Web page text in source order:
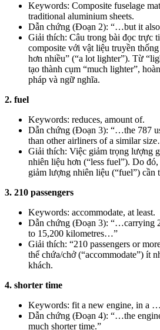
Keywords: Composite fuselage
traditional aluminium sheets.
Dẫn chứng (Đoạn 2): “…but it also
Giải thích: Câu trong bài đọc trực
composite với vật liệu truyền
hơn nhiều” (“a lot lighter”). Từ
tạo thành cụm “much lighter”,
pháp và ngữ nghĩa.
2. fuel
Keywords: reduces, amount of.
Dẫn chứng (Đoạn 3): “…the 787
than other airliners of a similar
Giải thích: Việc giảm trọng lượng
nhiên liệu hơn (“less fuel”). Do
giảm lượng nhiên liệu (“fuel”) cần
3. 210 passengers
Keywords: accommodate, at least.
Dẫn chứng (Đoạn 3): “…carrying
to 15,200 kilometres…”
Giải thích: “210 passengers or
thể chứa/chở (“accommodate”) ít
khách.
4. shorter time
Keywords: fit a new engine, in a
Dẫn chứng (Đoạn 4): “…the
much shorter time.”